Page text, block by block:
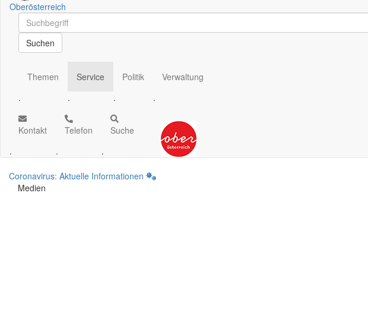
Oberösterreich
Schnellsuche
Schnellsuche
Suchen
Themen
.
Service
.
Politik
.
Verwaltung
.
Kontakt
.
Telefon
.
Suche
.
Coronavirus: Aktuelle Informationen
Medien